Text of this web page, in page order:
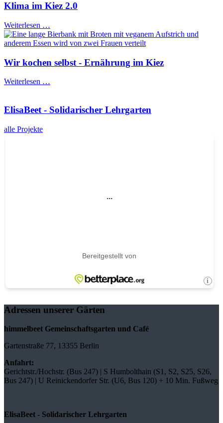
Klima im Kiez 2.0
Weiterlesen …
Wir kochen selbst - Ernährung im Kiez
Weiterlesen …
ElisaBeet - Solidarischer Lehrgarten
alle Projekte
Adressen unserer Gärten
himmelbeet Gemeinschaftsgarten und Café
Gartenstraße 77, 13355 Berlin
Anfahrt:
Gerichtstr./Hochstr. (Bus 247) | S Humbolthain (S1, S2, S25, S26,
Bus 247) | U Reinickendorfer Str. (U6, Bus 120) + 10 Min. Fußweg
ElisaBeet - Solidarischer Lehrgarten